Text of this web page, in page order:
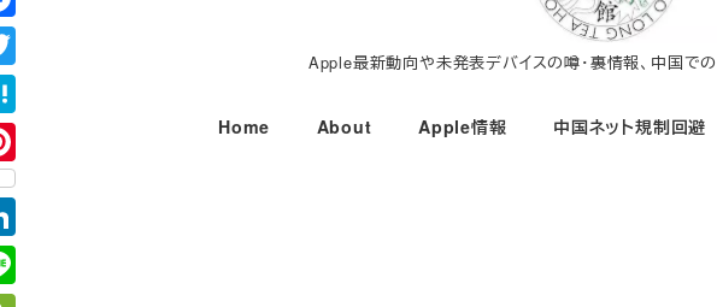
ン
テ
ン
ツ
へ
移
動
Apple最新動向や未発表デバイスの噂・裏情報、中国で
Home About Apple情報 中国ネット規制回避